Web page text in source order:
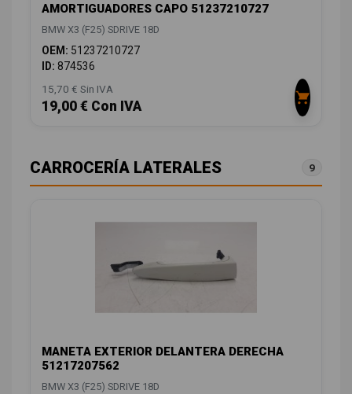
AMORTIGUADORES CAPO 51237210727
BMW X3 (F25) SDRIVE 18D
OEM: 51237210727
ID: 874536
15,70 € Sin IVA
19,00 € Con IVA
CARROCERÍA LATERALES 9
MANETA EXTERIOR DELANTERA DERECHA
51217207562
BMW X3 (F25) SDRIVE 18D